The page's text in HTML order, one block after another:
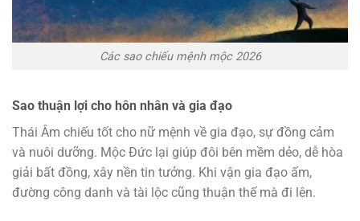
Các sao chiếu mệnh mộc 2026
Sao thuận lợi cho hôn nhân và gia đạo
Thái Âm chiếu tốt cho nữ mệnh về gia đạo, sự đồng cảm
và nuôi dưỡng. Mộc Đức lại giúp đôi bên mềm dẻo, dễ hòa
giải bất đồng, xây nền tin tưởng. Khi vận gia đạo ấm,
đường công danh và tài lộc cũng thuận thế mà đi lên.